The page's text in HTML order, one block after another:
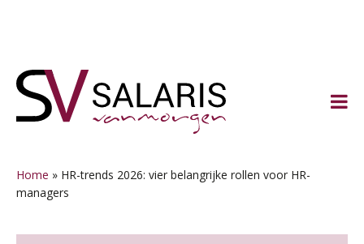
naar
hoofdnavigatie
naar
hoofd
naar
eerste
naar
voettekst
Home » HR-trends 2026: vier belangrijke rollen voor HR-
managers